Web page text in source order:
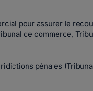
pour assurer le
de commerce,
pénales